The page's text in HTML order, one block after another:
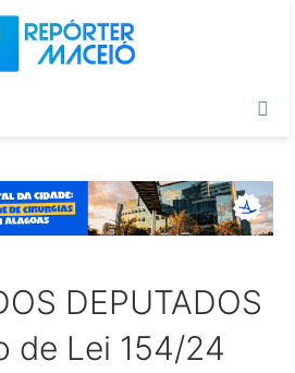
DEPUTADOS
de Lei 154/24